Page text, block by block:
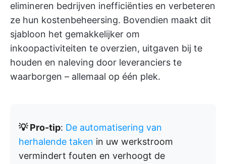
elimineren bedrijven inefficiënties en verbeteren
ze hun kostenbeheersing. Bovendien maakt dit
sjabloon het gemakkelijker om
inkoopactiviteiten te overzien, uitgaven bij te
houden en naleving door leveranciers te
waarborgen – allemaal op één plek.
💡 Pro-tip: De automatisering van
herhalende taken in uw werkstroom
vermindert fouten en verhoogt de